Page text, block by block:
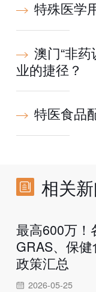
特殊医学
澳门“非
业的捷径？
特医食品
相关
最高600万！
GRAS、保
政策汇总
2026-05-25